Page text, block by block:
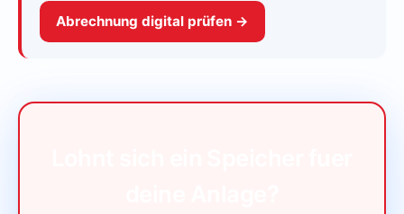
Abrechnung digital prüfen →